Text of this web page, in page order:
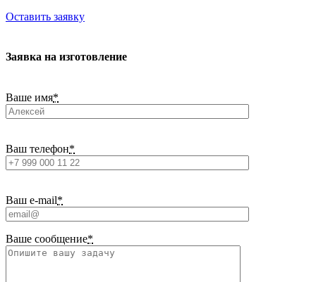
Оставить заявку
Заявка на изготовление
Ваше имя*
Ваш телефон*
Ваш e-mail*
Ваше сообщение*